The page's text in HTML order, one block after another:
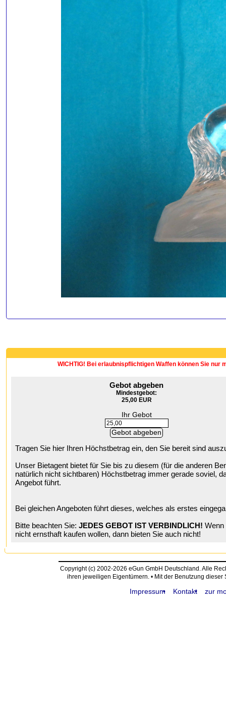
WICHTIG! Bei erlaubnispflichtigen Waffen können Sie
Gebot abgeben
Mindestgebot:
25,00 EUR
Ihr Gebot
Tragen Sie hier Ihren Höchstbetrag ein, den Sie bereit sind
Unser Bietagent bietet für Sie bis zu diesem (für die anderen
natürlich nicht sichtbaren) Höchstbetrag immer gerade soviel,
Angebot führt.
Bei gleichen Angeboten führt dieses, welches als erstes
Bitte beachten Sie: JEDES GEBOT IST VERBINDLICH! Wenn
nicht ernsthaft kaufen wollen, dann bieten Sie auch nicht!
Copyright (c) 2002-2026 eGun GmbH Deutschland. Alle
ihren jeweiligen Eigentümern. • Mit der Benutzung
Impressum Kontakt zur